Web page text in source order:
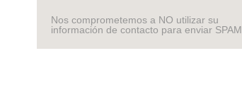
Nos comprometemos a NO utilizar su
información de contacto para enviar SPAM